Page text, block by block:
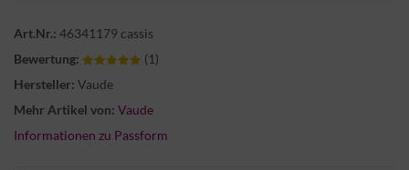
Art.Nr.: 46341179 cassis
Bewertung:
(1)
Hersteller: Vaude
Mehr Artikel von: Vaude
Informationen zu Passform